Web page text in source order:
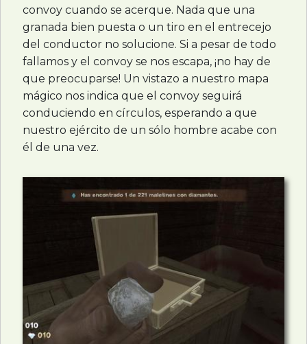
convoy cuando se acerque. Nada que una
granada bien puesta o un tiro en el entrecejo
del conductor no solucione. Si a pesar de todo
fallamos y el convoy se nos escapa, ¡no hay de
que preocuparse! Un vistazo a nuestro mapa
mágico nos indica que el convoy seguirá
conduciendo en círculos, esperando a que
nuestro ejército de un sólo hombre acabe con
él de una vez.